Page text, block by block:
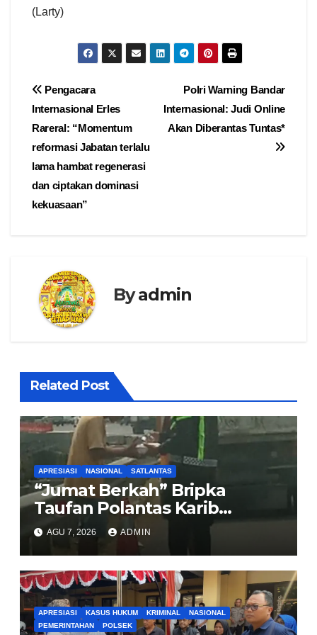
(Larty)
Navigasi
pos
Polri Warning Bandar
Internasional: Judi Online
Akan Diberantas Tuntas*
Pengacara
Internasional Erles
Rareral: “Momentum
reformasi Jabatan terlalu
lama hambat regenerasi
dan ciptakan dominasi
kekuasaan”
Byadmin
Related Post
APRESIASI NASIONAL SATLANTAS
“Jumat Berkah” Bripka
Taufan Polantas Karib
Bagikan Nasi Kotak untuk
Sopir Truk yang Mogok di KM
00 Pondok Aren
AGU 7, 2026 ADMIN
APRESIASI KASUS HUKUM KRIMINAL
NASIONAL
PEMERINTAHAN
POLSEK